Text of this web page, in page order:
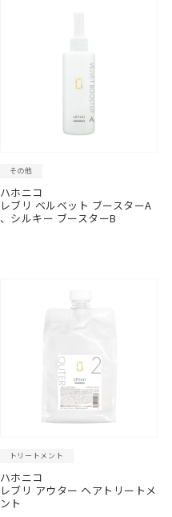
その他
ハホニコ
レブリ ベルベット ブースターA
、シルキー ブースターB
トリートメント
ハホニコ
レブリ アウター ヘアトリートメ
ント